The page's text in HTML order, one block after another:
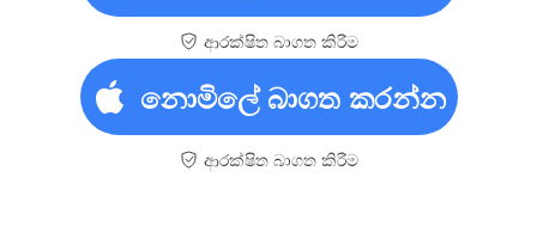
ආරක්ෂිත බාගත කිරීම
නොමිලේ බාගත කරන්න
ආරක්ෂිත බාගත කිරීම